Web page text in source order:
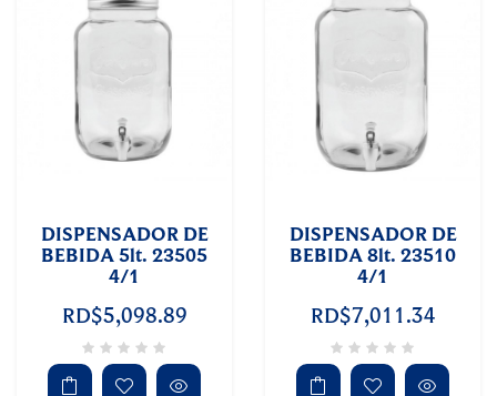
DISPENSADOR DE
BEBIDA 5lt. 23505
4/1
RD$5,098.89
DISPENSADOR DE
BEBIDA 8lt. 23510
4/1
RD$7,011.34